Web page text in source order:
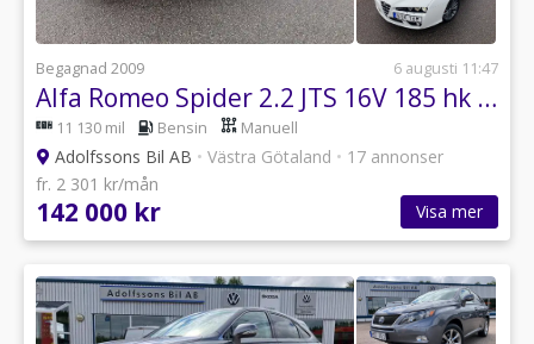
Begagnad 2009 6 augusti 11:47
Alfa Romeo Spider 2.2 JTS 16V 185 hk 6-vxl Cabriolet
11 130 mil Bensin Manuell
Adolfssons Bil AB • Västra Götaland • 17 annonser
fr. 2 301 kr/mån
142 000 kr Visa mer